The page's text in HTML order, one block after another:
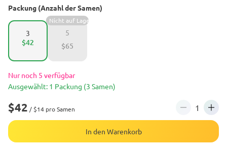
Packung (Anzahl der Samen)
3
$42
5
Nicht auf Lager
$65
Nur noch 5 verfügbar
Ausgewählt: 1 Packung (3 Samen)
$42 / $14 pro Samen
In den Warenkorb